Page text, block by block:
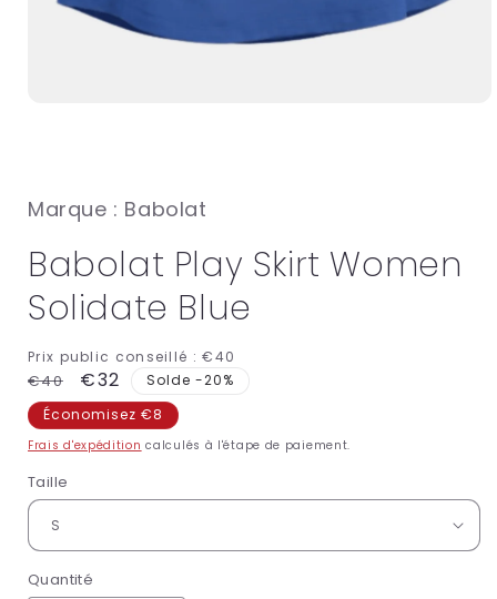
fenêtre
Marque : Babolat
Babolat Play Skirt Women
Solidate Blue
Prix public conseillé : €40
Prix
habituel
€40
Prix
promotionnel
€32
Solde -20%
Économisez €8
Frais d'expédition calculés à l'étape de paiement.
Taille
Quantité